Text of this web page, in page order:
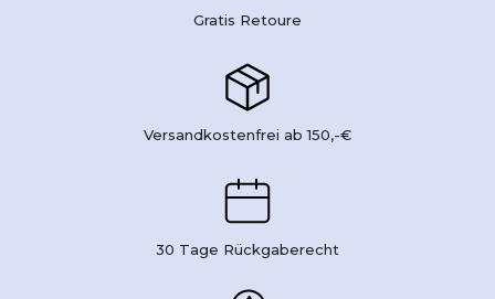
Gratis Retoure
Versandkostenfrei ab 150,-€
30 Tage Rückgaberecht